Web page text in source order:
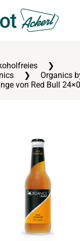
springen
Organics
von Red Bull